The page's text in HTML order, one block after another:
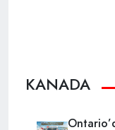
KANADA